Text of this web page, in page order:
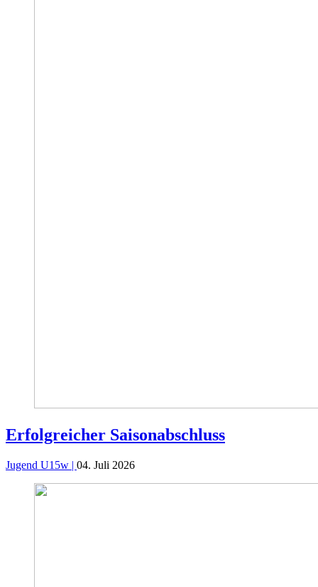
Erfolgreicher Saisonabschluss
Jugend U15w | 04. Juli 2026